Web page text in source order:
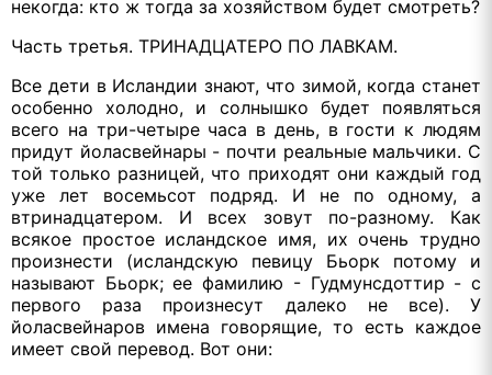
некогда: кто ж тогда за хозяйством будет смотреть?
Часть третья. ТРИНАДЦАТЕРО ПО ЛАВКАМ.
Все дети в Исландии знают, что зимой, когда станет
особенно холодно, и солнышко будет появляться
всего на три-четыре часа в день, в гости к людям
придут йоласвейнары - почти реальные мальчики. С
той только разницей, что приходят они каждый год
уже лет восемьсот подряд. И не по одному, а
втринадцатером. И всех зовут по-разному. Как
всякое простое исландское имя, их очень трудно
произнести (исландскую певицу Бьорк потому и
называют Бьорк; ее фамилию - Гудмунсдоттир - с
первого раза произнесут далеко не все). У
йоласвейнаров имена говорящие, то есть каждое
имеет свой перевод. Вот они: